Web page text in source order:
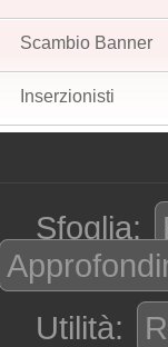
Scambio Banner
Inserzionisti
Sfoglia:
Utilità: